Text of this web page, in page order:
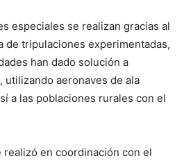
especiales se realizan gracias al
de tripulaciones experimentadas,
han dado solución a
utilizando aeronaves de ala
a las poblaciones rurales con el
realizó en coordinación con el